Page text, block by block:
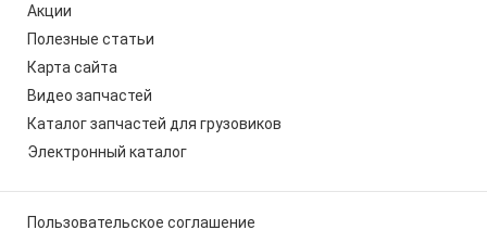
Акции
Полезные статьи
Карта сайта
Видео запчастей
Каталог запчастей для грузовиков
Электронный каталог
Пользовательское соглашение